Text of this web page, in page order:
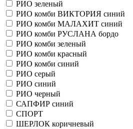
РИО зеленый
РИО комби ВИКТОРИЯ синий
РИО комби МАЛАХИТ синий
РИО комби РУСЛАНА бордо
РИО комби зеленый
РИО комби красный
РИО комби синий
РИО серый
РИО синий
РИО черный
САПФИР синий
СПОРТ
ШЕРЛОК коричневый